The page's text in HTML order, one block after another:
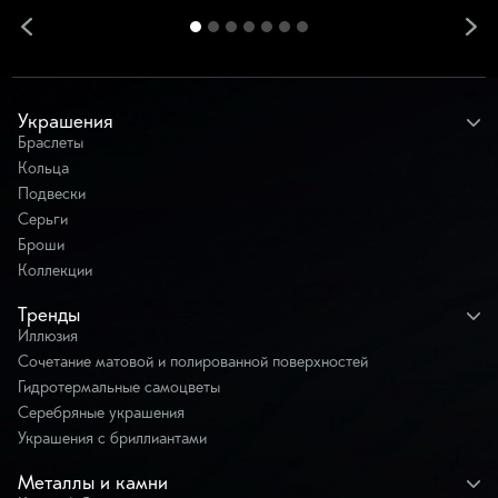
Украшения
Браслеты
Кольца
Подвески
Серьги
Броши
Коллекции
Тренды
Иллюзия
Сочетание матовой и полированной поверхностей
Гидротермальные самоцветы
Серебряные украшения
Украшения с бриллиантами
Металлы и камни